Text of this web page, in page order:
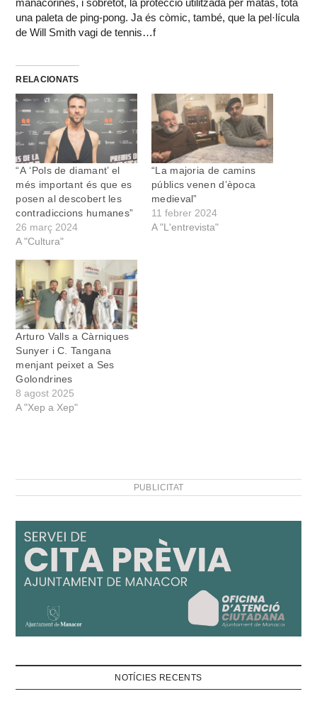
una paleta de ping-pong. Ja és còmic, també, que la pel·lícula
de Will Smith vagi de tennis…f
RELACIONATS
“A ‘Pols de diamant’ el
més important és que es
posen al descobert les
contradiccions humanes”
26 març 2024
A "Cultura"
“La majoria de camins
públics venen d’època
medieval”
11 febrer 2024
A "L'entrevista"
Arturo Valls a Càrniques
Sunyer i C. Tangana
menjant peixet a Ses
Golondrines
8 agost 2025
A "Xep a Xep"
PUBLICITAT
NOTÍCIES RECENTS